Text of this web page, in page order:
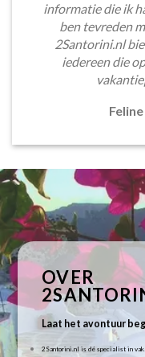
informatie die ik
ben tevreden
2Santorini.nl
iedereen die
OVER
Laat het avontuur
2Santorini.nl is dé specialist in